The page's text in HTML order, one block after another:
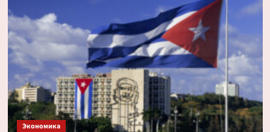
обсудят
строительство
мощной
АЭС
«Хормоз»
в
Иране
Экономика